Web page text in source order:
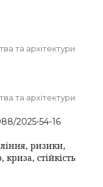
та архітектури
та архітектури
2025-54-16
ризики,
криза, стійкість